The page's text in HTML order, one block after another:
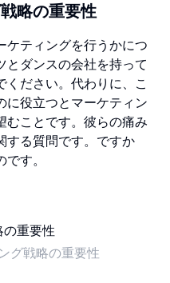
略の重要性
ケティングを行うかにつ
とダンスの会社を持って
ください。代わりに、こ
に役立つとマーケティン
むことです。彼らの痛み
する質問です。ですか
す。
グ戦略の重要性